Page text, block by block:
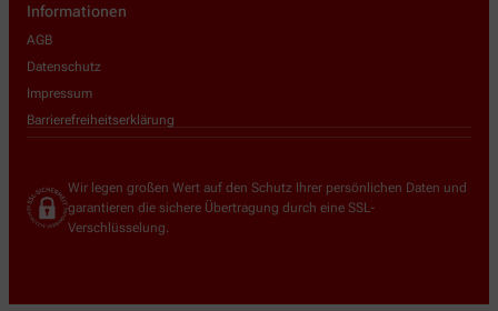
Informationen
AGB
Datenschutz
Impressum
Barrierefreiheitserklärung
Wir legen großen Wert auf den Schutz Ihrer persönlichen Daten und
garantieren die sichere Übertragung durch eine SSL-
Verschlüsselung.